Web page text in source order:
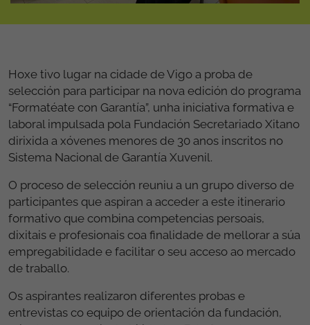
Hoxe tivo lugar na cidade de Vigo a proba de
selección para participar na nova edición do programa
“Formatéate con Garantía”, unha iniciativa formativa e
laboral impulsada pola Fundación Secretariado Xitano
dirixida a xóvenes menores de 30 anos inscritos no
Sistema Nacional de Garantía Xuvenil.
O proceso de selección reuniu a un grupo diverso de
participantes que aspiran a acceder a este itinerario
formativo que combina competencias persoais,
dixitais e profesionais coa finalidade de mellorar a súa
empregabilidade e facilitar o seu acceso ao mercado
de traballo.
Os aspirantes realizaron diferentes probas e
entrevistas co equipo de orientación da fundación,